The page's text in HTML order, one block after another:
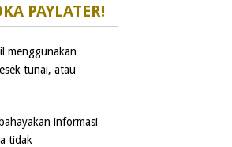
PAYLATER!
menggunakan
tunai, atau
informasi
tidak